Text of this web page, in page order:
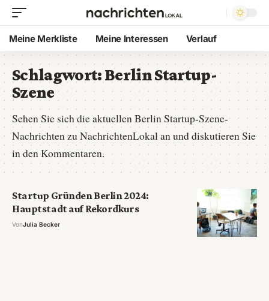
Meine Merkliste Meine Interessen Verlauf
Schlagwort:Berlin Startup-
Szene
Sehen Sie sich die aktuellen Berlin Startup-Szene-
Nachrichten zu NachrichtenLokal an und diskutieren Sie
in den Kommentaren.
Startup Gründen Berlin 2024:
Hauptstadt auf Rekordkurs
VonJulia Becker